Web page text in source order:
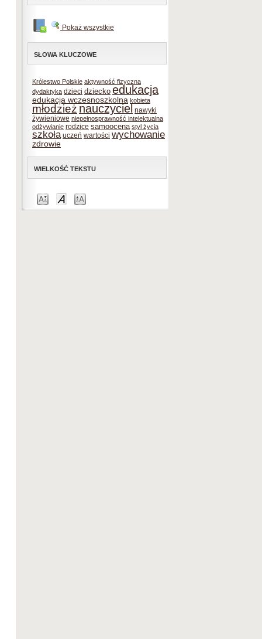
Pokaż wszystkie
SŁOWA KLUCZOWE
Królestwo Polskie aktywność fizyczna
dydaktyka dzieci dziecko edukacja
edukacja wczesnoszkolna kobieta
młodzież nauczyciel nawyki
żywieniowe niepełnosprawność intelektualna
odżywianie rodzice samoocena styl życia
szkoła uczeń wartości wychowanie
zdrowie
WIELKOŚĆ TEKSTU